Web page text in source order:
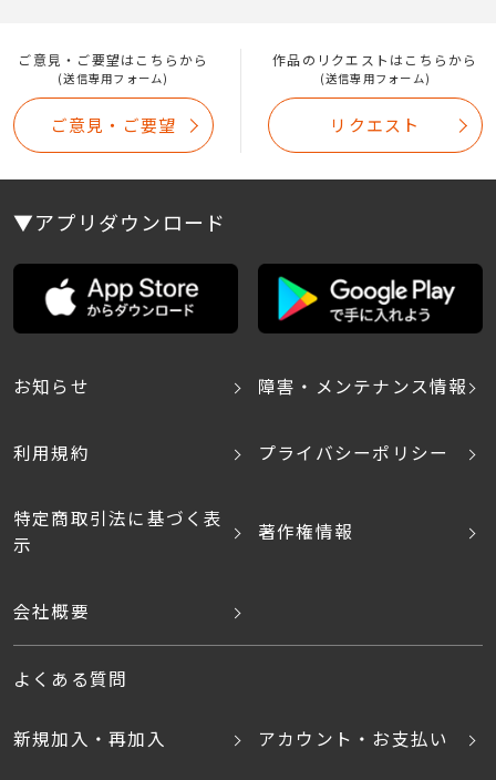
ご意見・ご要望はこちらから
(送信専用フォーム)
ご意見・ご要望
作品のリクエストはこちらから
(送信専用フォーム)
リクエスト
▼アプリダウンロード
お知らせ 障害・メンテナンス情報
利用規約 プライバシーポリシー
特定商取引法に基づく表
示
著作権情報
会社概要
よくある質問
新規加入・再加入 アカウント・お支払い